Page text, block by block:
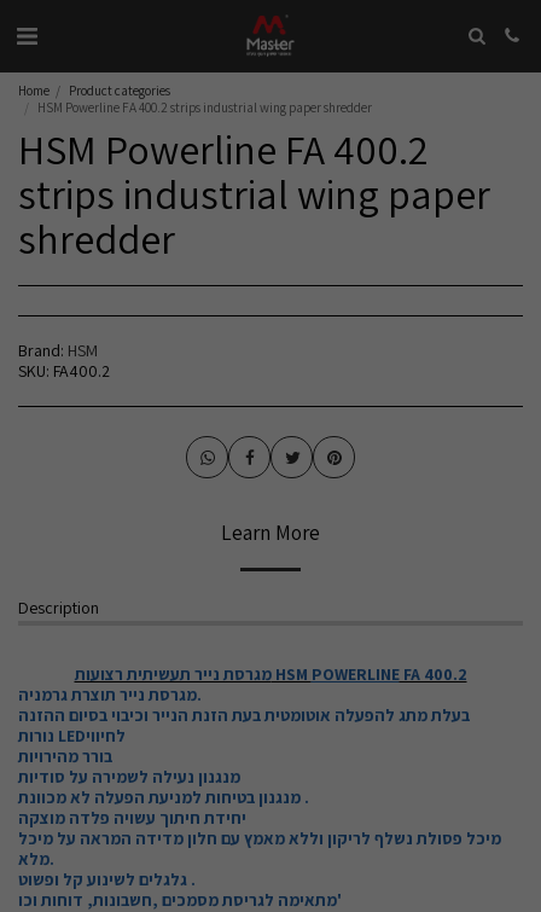
Home
Product categories
HSM Powerline FA 400.2 strips industrial wing paper shredder
HSM Powerline FA 400.2
strips industrial wing paper
shredder
Brand: HSM
SKU: FA400.2
Learn More
Description
מגרסת נייר תעשיתית רצועות HSM POWERLINEFA 400.2
מגרסת נייר תוצרת גרמניה.
בעלת מתג להפעלה אוטומטית בעת הזנת הנייר וכיבוי בסיום ההזנה
נורות LEDלחיווי
בורר מהירויות
מנגנון בטיחות למניעת הפעלה לא מכוונת .
יחידת חיתוך עשויה פלדה מוצקה
מיכל פסולת נשלף לריקון וללא מאמץ עם חלון מדידה המראה על מיכל
מלא.
גלגלים לשינוע קל ופשוט .
מתאימה לגריסת מסמכים ,חשבונות, דוחות וכו'